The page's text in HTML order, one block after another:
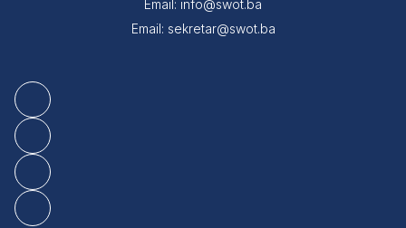
Email: info@swot.ba
Email: sekretar@swot.ba